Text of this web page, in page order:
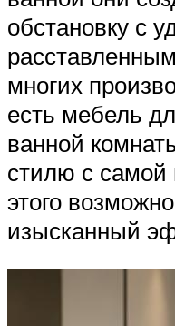
обстановку с
многих
есть мебель
ванной
стилю с самой
этого
изысканный